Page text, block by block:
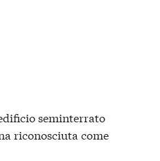
seminterrato
riconosciuta come